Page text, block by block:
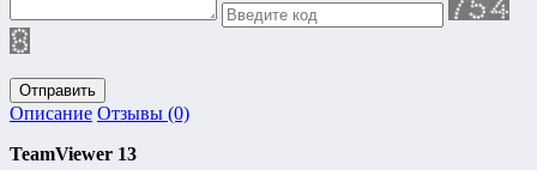
Отправить
Описание Отзывы (0)
TeamViewer 13